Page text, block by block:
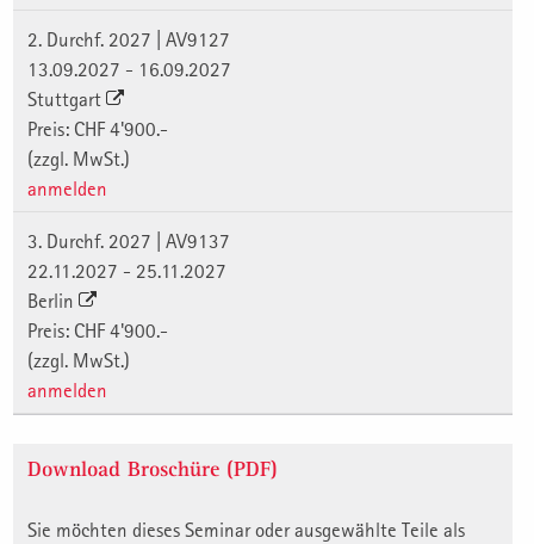
2. Durchf. 2027 | AV9127
13.09.2027 - 16.09.2027
Stuttgart
Preis: CHF 4'900.-
(zzgl. MwSt.)
anmelden
3. Durchf. 2027 | AV9137
22.11.2027 - 25.11.2027
Berlin
Preis: CHF 4'900.-
(zzgl. MwSt.)
anmelden
Download Broschüre (PDF)
Sie möchten dieses Seminar oder ausgewählte Teile als